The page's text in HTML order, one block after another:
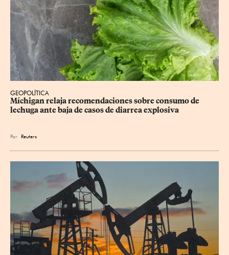
GEOPOLÍTICA
Míchigan relaja recomendaciones sobre consumo de
lechuga ante baja de casos de diarrea explosiva
Por Reuters